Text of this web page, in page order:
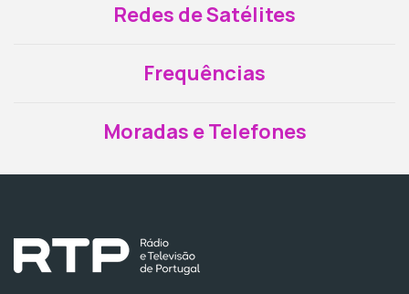
Redes de Satélites
Frequências
Moradas e Telefones